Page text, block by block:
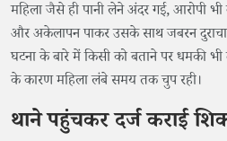
महिला जैसे ही पानी लेने अंदर गई, आरोपी
और अकेलापन पाकर उसके साथ जबरन
घटना के बारे में किसी को बताने पर धमकी
के कारण महिला लंबे समय तक चुप रही।
थाने पहुंचकर दर्ज कराई